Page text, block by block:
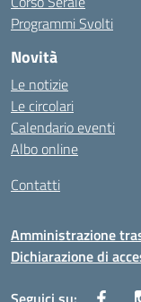
Programmi Svolti
Novità
Le notizie
Le circolari
Calendario eventi
Albo online
Contatti
Amministrazione
Dichiarazione di